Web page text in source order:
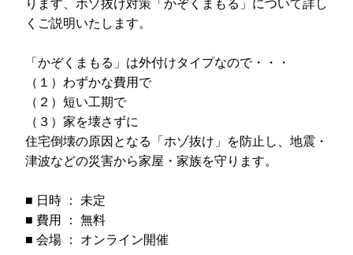
ります、ホゾ抜け対策「かぞくまもる」について詳し
くご説明いたします。
「かぞくまもる」は外付けタイプなので・・・
（１）わずかな費用で
（２）短い工期で
（３）家を壊さずに
住宅倒壊の原因となる「ホゾ抜け」を防止し、地震・
津波などの災害から家屋・家族を守ります。
■ 日時 ： 未定
■ 費用 ： 無料
■ 会場 ： オンライン開催